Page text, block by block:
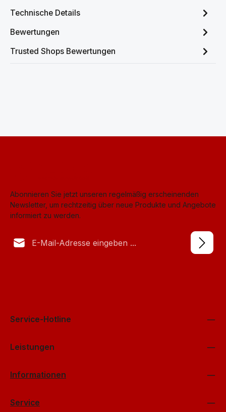
Technische Details
Bewertungen
Trusted Shops Bewertungen
Abonnieren Sie jetzt unseren regelmäßig erscheinenden
Newsletter, um rechtzeitig über neue Produkte und Angebote
informiert zu werden.
Service-Hotline
Leistungen
Informationen
Service